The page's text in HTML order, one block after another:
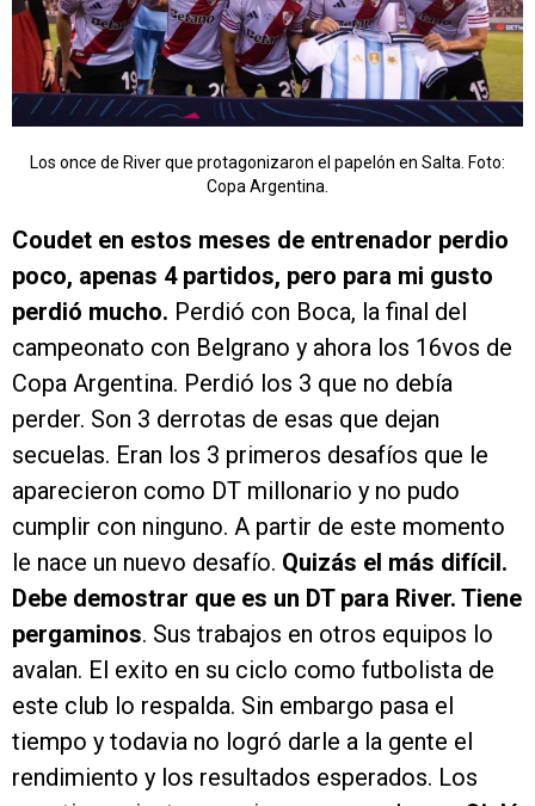
Los once de River que protagonizaron el papelón en Salta. Foto:
Copa Argentina.
Coudet en estos meses de entrenador perdio
poco, apenas 4 partidos, pero para mi gusto
perdió mucho. Perdió con Boca, la final del
campeonato con Belgrano y ahora los 16vos de
Copa Argentina. Perdió los 3 que no debía
perder. Son 3 derrotas de esas que dejan
secuelas. Eran los 3 primeros desafíos que le
aparecieron como DT millonario y no pudo
cumplir con ninguno. A partir de este momento
le nace un nuevo desafío. Quizás el más difícil.
Debe demostrar que es un DT para River. Tiene
pergaminos. Sus trabajos en otros equipos lo
avalan. El exito en su ciclo como futbolista de
este club lo respalda. Sin embargo pasa el
tiempo y todavia no logró darle a la gente el
rendimiento y los resultados esperados. Los